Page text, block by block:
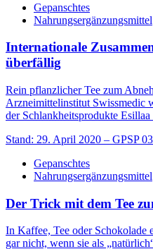
Gepanschtes
Nahrungsergänzungsmittel
Internationale
überfällig
Rein pflanzlicher Tee zum
Arzneimittelinstitut Swissmedic
der Schlankheitsprodukte
Stand: 29. April 2020 – GPSP
Gepanschtes
Nahrungsergänzungsmittel
Der Trick mit dem Tee
In Kaffee, Tee oder Schokolade
gar nicht, wenn sie als